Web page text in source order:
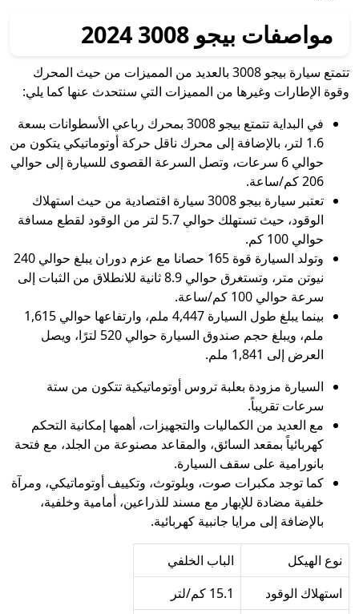
مواصفات بيجو 3008 2024
تتمتع سيارة بيجو 3008 بالعديد من المميزات من حيث المحرك
وقوة الإطارات وغيرها من المميزات التي سنتحدث عنها كما يلي:
في البداية تتمتع بيجو 3008 بمحرك رباعي الأسطوانات بسعة
1.6 لتر، بالإضافة إلى محرك ناقل حركة أوتوماتيكي يتكون من
حوالي 6 سرعات، وتصل السرعة القصوى للسيارة إلى حوالي
206 كم/ساعة.
تعتبر سيارة بيجو 3008 سيارة اقتصادية من حيث استهلاك
الوقود، حيث تستهلك حوالي 5.7 لتر من الوقود لقطع مسافة
حوالي 100 كم.
وتولد السيارة قوة 165 حصانا مع عزم دوران يبلغ حوالي 240
نيوتن متر، وتستغرق حوالي 8.9 ثانية للانطلاق من الثبات إلى
سرعة حوالي 100 كم/ساعة.
بينما يبلغ طول السيارة 4,447 ملم، وارتفاعها حوالي 1,615
ملم، ويبلغ حجم صندوق السيارة حوالي 520 لترًا، ويصل
العرض إلى 1,841 ملم.
السيارة مزودة بعلبة تروس أوتوماتيكية تتكون من ستة
سرعات تقريباً.
مع العديد من الكماليات والتجهيزات، أهمها إمكانية التحكم
كهربائياً بمقعد السائق، والمقاعد مصنوعة من الجلد، مع فتحة
بانورامية على سقف السيارة.
كما توجد مكبرات صوت، وبلوتوث، وتكييف أوتوماتيكي، ومرآة
خلفية مضادة للإبهار مع مسند للذراعين، أمامية وخلفية،
بالإضافة إلى مرايا جانبية كهربائية.
نوع الهيكل
الباب الخلفي
استهلاك الوقود
15.1 كم/لتر